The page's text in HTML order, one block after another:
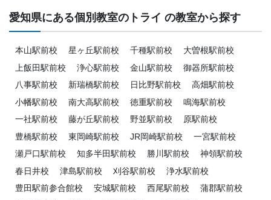
愛知県にある個別教室のトライ の教室から探す
本山駅前校 星ヶ丘駅前校 千種駅前校
大曽根駅前校
上飯田駅前校
浄心駅前校 金山駅前校
御器所駅前校
八事駅前校
新瑞橋駅前校 日比野駅前校
高畑駅前校
小幡駅前校
南大高駅前校 徳重駅前校
鳴海駅前校
一社駅前校
藤が丘駅前校 野並駅前校
原駅前校
豊橋駅前校
東岡崎駅前校 JR岡崎駅前校
一宮駅前校
瀬戸口駅前校
知多半田駅前校 勝川駅前校
神領駅前校
春日井校
津島駅前校 刈谷駅前校
浄水駅前校
豊田駅前参合館校
安城駅前校 西尾駅前校
蒲郡駅前校